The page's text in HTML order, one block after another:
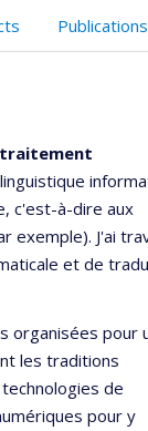
traitement
c'est-à-dire aux
exemple). J'ai
et de
organisées pour
les traditions
de
pour y